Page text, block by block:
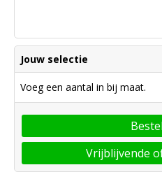
Jouw selectie
Voeg een aantal in bij maat.
Vrijblijvende